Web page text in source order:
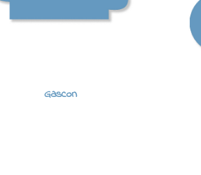
Gascon